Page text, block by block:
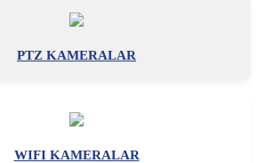
PTZ KAMERALAR
WIFI KAMERALAR